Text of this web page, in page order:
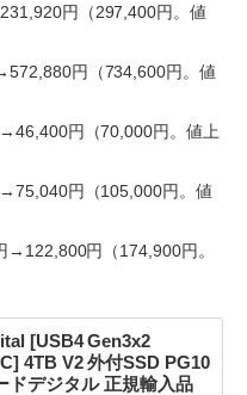
円（297,400円。値
円（734,600円。値
円（70,000円。値上
円（105,000円。値
円（174,900円。
[USB4 Gen3x2
4TB V2 外付SSD PG10
ドデジタル 正規輸入品